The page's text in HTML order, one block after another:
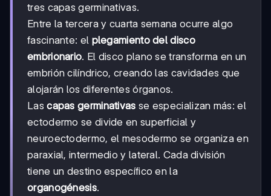
tres capas germinativas.
Entre la tercera y cuarta semana ocurre algo
fascinante: el plegamiento del disco
embrionario. El disco plano se transforma en un
embrión cilíndrico, creando las cavidades que
alojarán los diferentes órganos.
Lascapas germinativas se especializan más: el
ectodermo se divide en superficial y
neuroectodermo, el mesodermo se organiza en
paraxial, intermedio y lateral. Cada división
tiene un destino específico en la
organogénesis.